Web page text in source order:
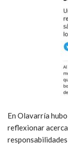
En Olavarría
reflexionar